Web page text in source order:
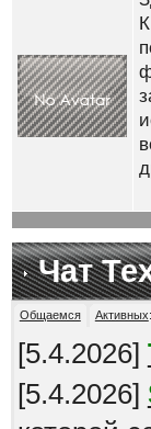
Чат
Общаемся Активных:
[5.4.2026]
[5.4.2026]